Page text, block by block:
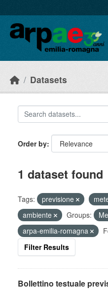
Datasets
Order by
1 dataset found
Tags: previsione
ambiente
Groups:
arpa-emilia-romagna
Filter Results
Bollettino testuale